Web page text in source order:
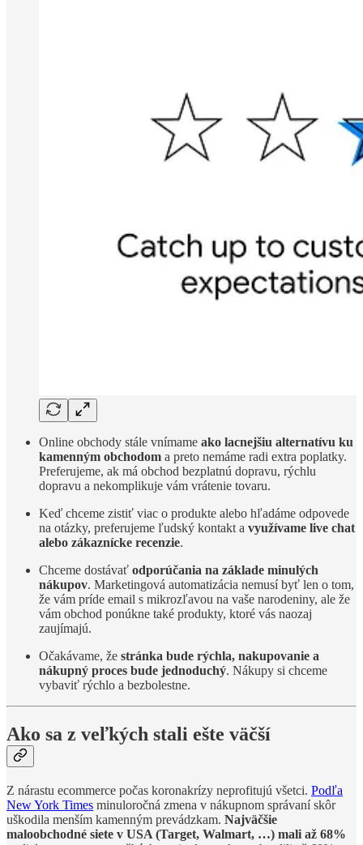
Online obchody stále vnímame ako lacnejšiu alternatívu ku
kamenným obchodom a preto nemáme radi extra poplatky.
Preferujeme, ak má obchod bezplatnú dopravu, rýchlu
dopravu a nekomplikuje vám vrátenie tovaru.
Keď chceme zistiť viac o produkte alebo hľadáme odpovede
na otázky, preferujeme ľudský kontakt a využívame live chat
alebo zákaznícke recenzie.
Chceme dostávať odporúčania na základe minulých
nákupov. Marketingová automatizácia nemusí byť len o tom,
že vám príde email s mikrozľavou na vaše narodeniny, ale že
vám obchod ponúkne také produkty, ktoré vás naozaj
zaujímajú.
Očakávame, že stránka bude rýchla, nakupovanie a
nákupný proces bude jednoduchý. Nákupy si chceme
vybaviť rýchlo a bezbolestne.
Ako sa z veľkých stali ešte väčší
Z nárastu ecommerce počas koronakrízy neprofitujú všetci. Podľa
New York Times minuloročná zmena v nákupnom správaní skôr
uškodila menším kamenným prevádzkam. Najväčšie
maloobchodné siete v USA (Target, Walmart, …) mali až 68%